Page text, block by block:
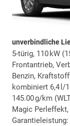
unverbindliche
5-türig, 110 kW
Frontantrieb,
Benzin,
kombiniert 6,4 l/
145.00 g/km
Magic